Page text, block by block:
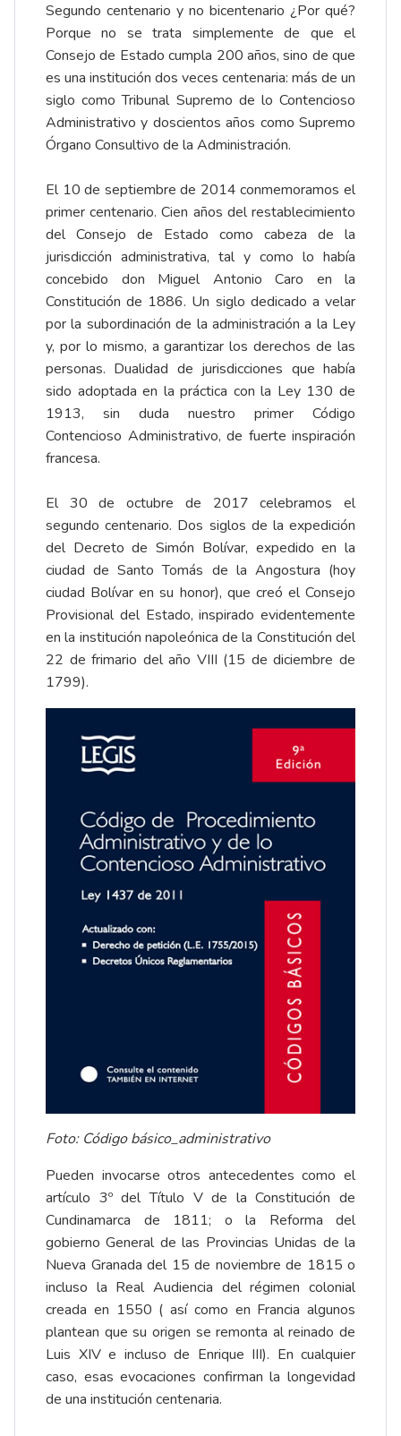
Segundo centenario y no bicentenario ¿Por qué?
Porque no se trata simplemente de que el
Consejo de Estado cumpla 200 años, sino de que
es una institución dos veces centenaria: más de un
siglo como Tribunal Supremo de lo Contencioso
Administrativo y doscientos años como Supremo
Órgano Consultivo de la Administración.
El 10 de septiembre de 2014 conmemoramos el
primer centenario. Cien años del restablecimiento
del Consejo de Estado como cabeza de la
jurisdicción administrativa, tal y como lo había
concebido don Miguel Antonio Caro en la
Constitución de 1886. Un siglo dedicado a velar
por la subordinación de la administración a la Ley
y, por lo mismo, a garantizar los derechos de las
personas. Dualidad de jurisdicciones que había
sido adoptada en la práctica con la Ley 130 de
1913, sin duda nuestro primer Código
Contencioso Administrativo, de fuerte inspiración
francesa.
El 30 de octubre de 2017 celebramos el
segundo centenario. Dos siglos de la expedición
del Decreto de Simón Bolívar, expedido en la
ciudad de Santo Tomás de la Angostura (hoy
ciudad Bolívar en su honor), que creó el Consejo
Provisional del Estado, inspirado evidentemente
en la institución napoleónica de la Constitución del
22 de frimario del año VIII (15 de diciembre de
1799).
Foto: Código básico_administrativo
Pueden invocarse otros antecedentes como el
artículo 3º del Título V de la Constitución de
Cundinamarca de 1811; o la Reforma del
gobierno General de las Provincias Unidas de la
Nueva Granada del 15 de noviembre de 1815 o
incluso la Real Audiencia del régimen colonial
creada en 1550 ( así como en Francia algunos
plantean que su origen se remonta al reinado de
Luis XIV e incluso de Enrique III). En cualquier
caso, esas evocaciones confirman la longevidad
de una institución centenaria.